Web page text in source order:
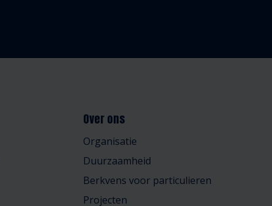
Over ons
Organisatie
Duurzaamheid
Berkvens voor particulieren
Projecten